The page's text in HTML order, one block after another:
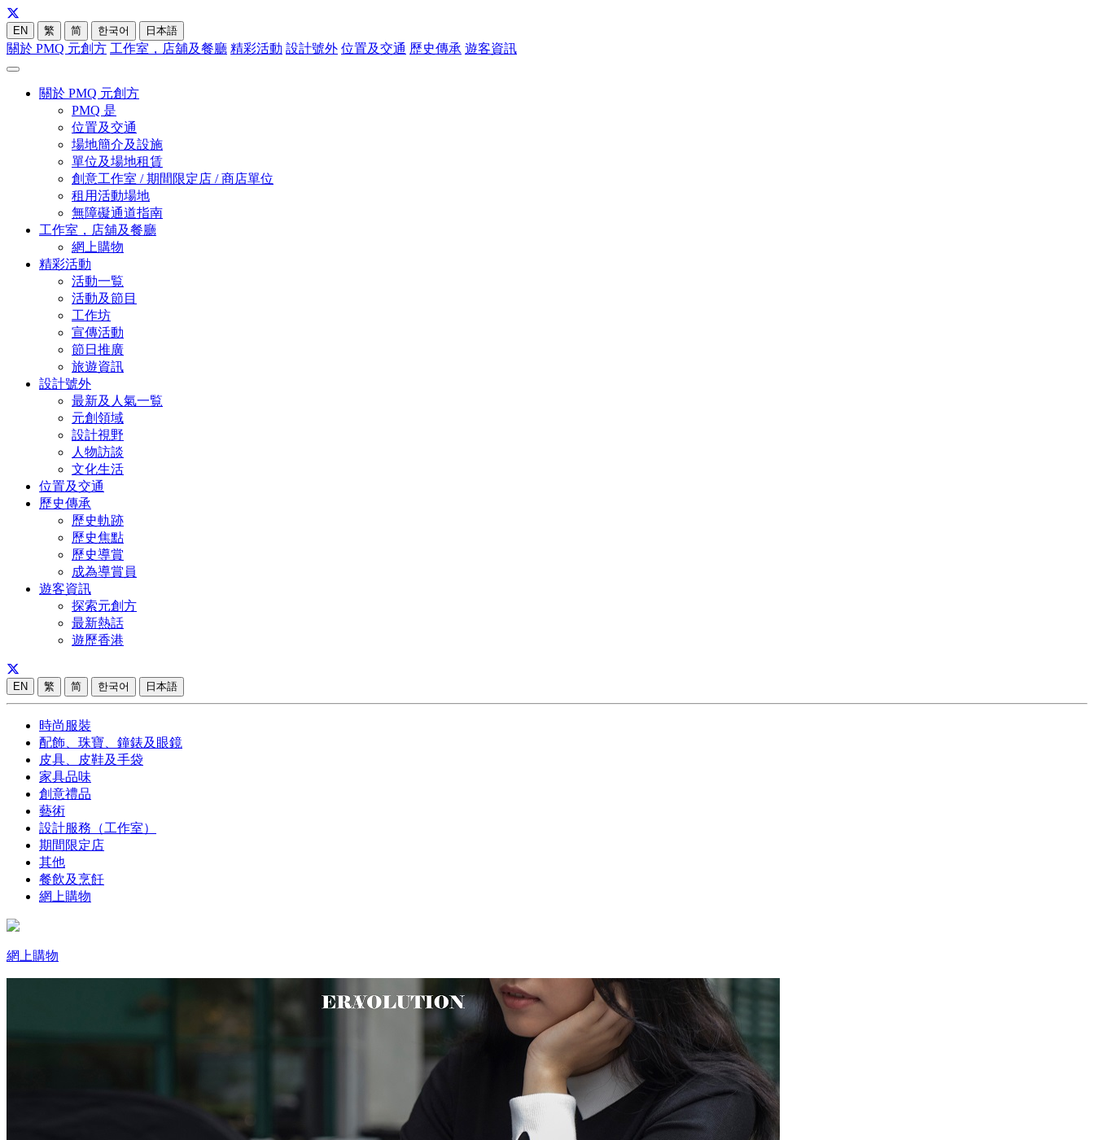
EN 繁 简 한국어 日本語
關於 PMQ 元創方 工作室，店舖及餐廳 精彩活動 設計號外 位置及交通 歷史傳承 遊客資訊
關於 PMQ 元創方
PMQ 是
位置及交通
場地簡介及設施
單位及場地租賃
創意工作室 / 期間限定店 / 商店單位
租用活動場地
無障礙通道指南
工作室，店舖及餐廳
網上購物
精彩活動
活動一覧
活動及節目
工作坊
宣傳活動
節日推廣
旅遊資訊
設計號外
最新及人氣一覧
元創領域
設計視野
人物訪談
文化生活
位置及交通
歷史傳承
歷史軌跡
歷史焦點
歷史導賞
成為導賞員
遊客資訊
探索元創方
最新熱話
遊歷香港
EN 繁 简 한국어 日本語
時尚服裝
配飾、珠寶、鐘錶及眼鏡
皮具、皮鞋及手袋
家具品味
創意禮品
藝術
設計服務（工作室）
期間限定店
其他
餐飲及烹飪
網上購物
網上購物